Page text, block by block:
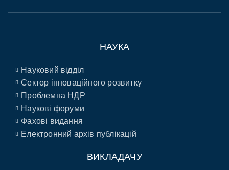
НАУКА
Науковий відділ
Сектор інноваційного розвитку
Проблемна НДР
Наукові форуми
Фахові видання
Електронний архів публікацій
ВИКЛАДАЧУ